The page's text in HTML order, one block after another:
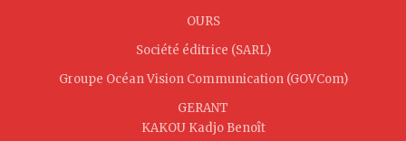
OURS
Société éditrice (SARL)
Groupe Océan Vision Communication (GOVCom)
GERANT
KAKOU Kadjo Benoît